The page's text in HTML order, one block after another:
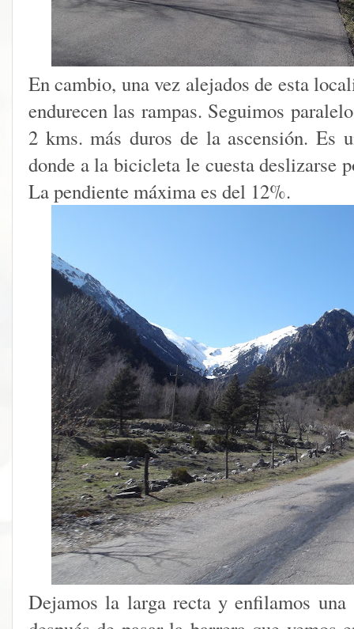
En cambio, una vez alejados de esta
endurecen las rampas. Seguimos
2 kms. más duros de la ascensión. Es
donde a la bicicleta le cuesta deslizarse
La pendiente máxima es del 12%.
Dejamos la larga recta y enfilamos una